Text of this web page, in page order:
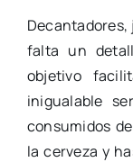
Decantadores,
falta un
objetivo
inigualable
consumidos
la cerveza y